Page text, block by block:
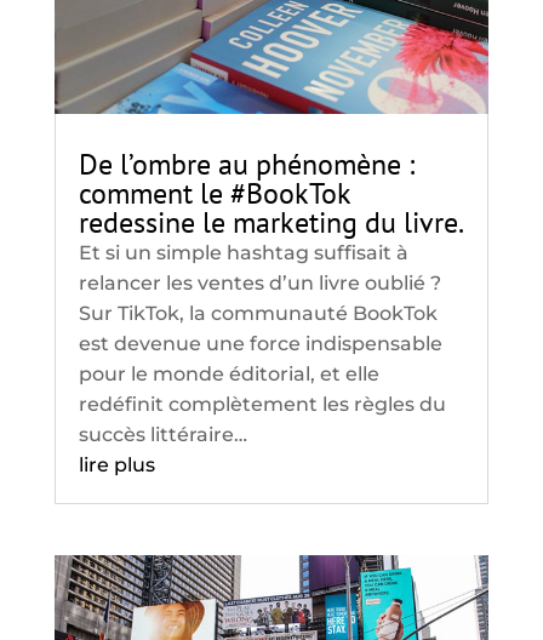
De l’ombre au phénomène :
comment le #BookTok
redessine le marketing du livre.
Et si un simple hashtag suffisait à
relancer les ventes d’un livre oublié ?
Sur TikTok, la communauté BookTok
est devenue une force indispensable
pour le monde éditorial, et elle
redéfinit complètement les règles du
succès littéraire…
lire plus